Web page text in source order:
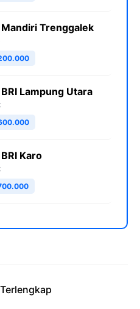
Trenggalek
Lampung Utara
Karo